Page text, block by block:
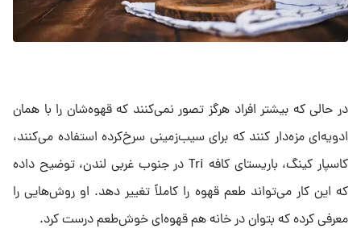
در حالی که بیشتر افراد هرگز تصور نمی‌کنند که قهوه‌شان را با همان
ادویه‌ای مزه‌دار کنند که برای سیب‌زمینی سرخ‌کرده استفاده می‌کنند،
کاسپار کینگ، باریستای کافه Tri در جنوب غربی لندن، توضیح داده
که این کار می‌تواند طعم قهوه را کاملاً تغییر دهد. او روش‌هایی را
معرفی کرده که بتوان در خانه هم قهوه‌ای خوش‌طعم درست کرد.